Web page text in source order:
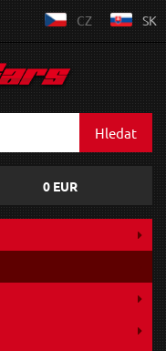
CZ SK
Hledat
0 EUR